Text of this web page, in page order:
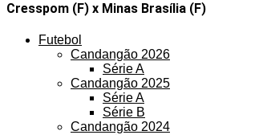
Cresspom (F) x Minas Brasília (F)
Futebol
Candangão 2026
Série A
Candangão 2025
Série A
Série B
Candangão 2024